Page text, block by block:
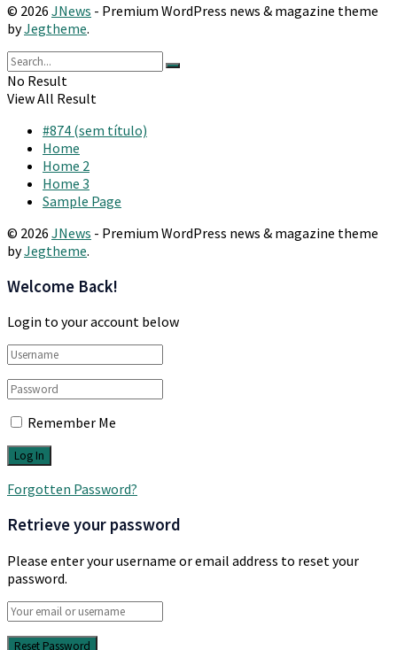
© 2026 JNews - Premium WordPress news & magazine theme
byJegtheme.
No Result
View All Result
#874 (sem título)
Home
Home 2
Home 3
Sample Page
© 2026 JNews - Premium WordPress news & magazine theme
byJegtheme.
Welcome Back!
Login to your account below
Remember Me
Forgotten Password?
Retrieve your password
Please enter your username or email address to reset your
password.